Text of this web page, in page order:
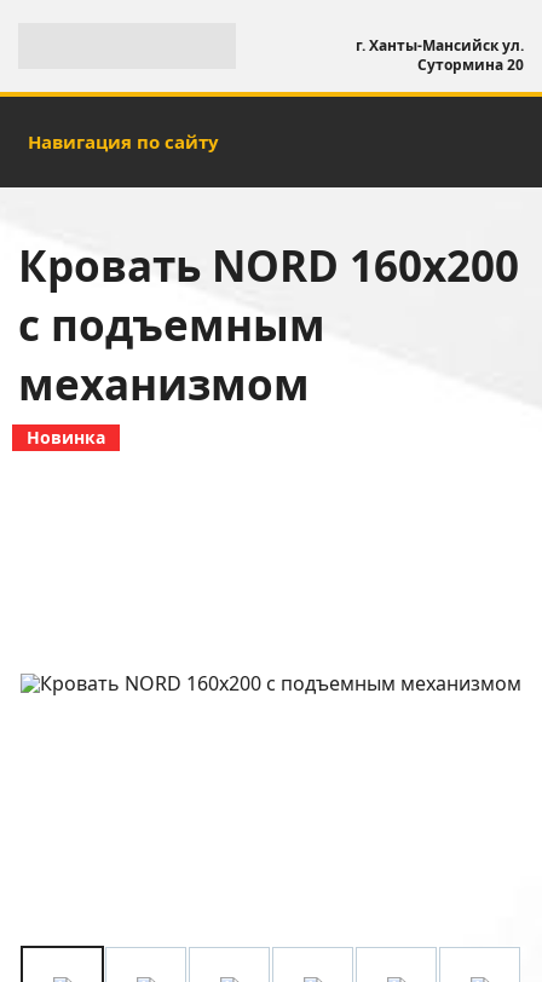
г. Ханты-Мансийск ул.
Сутормина 20
Навигация по сайту
Кровать NORD 160х200
с подъемным
механизмом
Новинка